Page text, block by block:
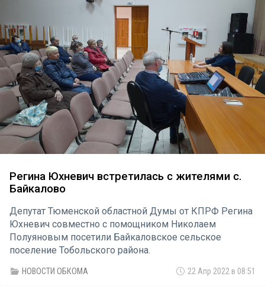
награждению депутат-коммунист Регина Юхневич,
второго – её коллега по фракции Иван Левченко.
Регина Юхневич встретилась с жителями с.
Байкалово
Депутат Тюменской областной Думы от КПРФ Регина
Юхневич совместно с помощником Николаем
Полуяновым посетили Байкаловское сельское
поселение Тобольского района.
НОВОСТИ ОБКОМА 22 Апр 2022 в 08:51